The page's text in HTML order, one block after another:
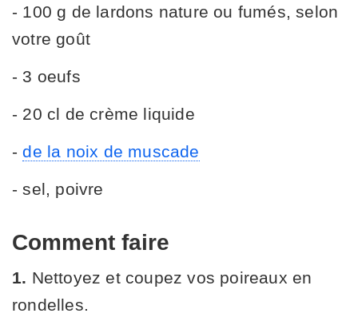
- 100 g de lardons nature ou fumés, selon
votre goût
- 3 oeufs
- 20 cl de crème liquide
-de la noix de muscade
- sel, poivre
Comment faire
1. Nettoyez et coupez vos poireaux en
rondelles.